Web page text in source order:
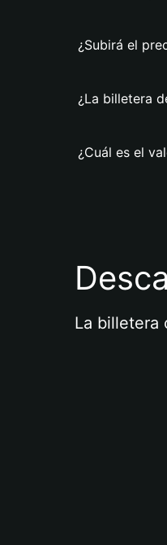
¿Subirá el
¿La billetera
¿Cuál es el
La billetera